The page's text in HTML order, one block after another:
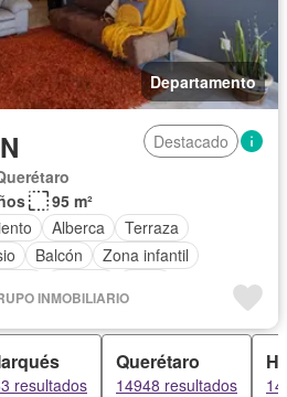
Departamento
Destacado
95 m²
Alberca
Terraza
Balcón
Zona infantil
Vista panorámica
de vigilancia
Sauna
INMOBILIARIO
resultados
Querétaro
14948 resultados